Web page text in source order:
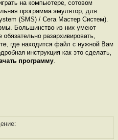
на компьютере, сотовом
программа эмулятор, для
(SMS) / Сега Мастер Систем).
Большинство из них умеют
разархивировать,
где находится файл с нужной Вам
инструкция как это сделать,
программу.